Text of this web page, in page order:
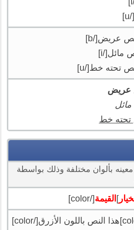
[/u]
عريض
تحته خط
بألوان مختلفة وذلك بواسطة
] القيمة[/color]